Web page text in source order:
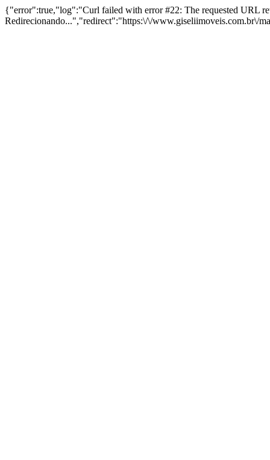
{"error":true,"log":"Curl failed with error #22: The requested URL
Redirecionando...","redirect":"https:\/\/www.giseliimoveis.com.br\/